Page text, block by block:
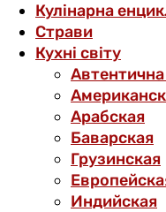
Кулінарна
Страви
Кухні світу
Автентична
Арабская
Баварская
Грузинская
Индийская